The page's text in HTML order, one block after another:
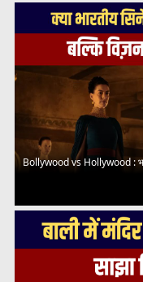
Bollywood vs Hollywood :